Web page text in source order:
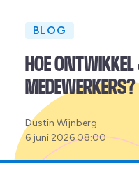
BLOG
HOE
MEDEWERKERS?
Posted
by:
Dustin Wijnberg
6 juni 2026 08:00